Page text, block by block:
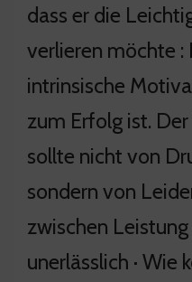
dass er die
verlieren möchte :
intrinsische
zum Erfolg ist.
sollte nicht von
sondern von
zwischen
unerlässlich · Wie